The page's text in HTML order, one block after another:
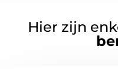
Hier zijn